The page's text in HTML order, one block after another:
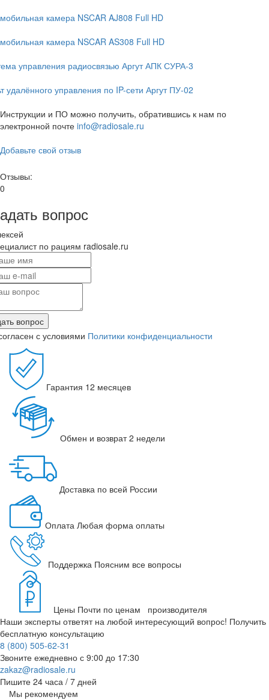
камера NSCAR AJ808 Full HD
камера NSCAR AS308 Full HD
управления радиосвязью Аргут АПК СУРА-3
удалённого управления по IP-сети Аргут ПУ-02
Инструкции и ПО можно получить, обратившись к нам по
электронной почте info@radiosale.ru
Добавьте свой отзыв
Отзывы:
0
вопрос
по рациям radiosale.ru
вопрос
с условиями Политики конфиденциальности
Гарантия 12 месяцев
Обмен и возврат 2 недели
Доставка по всей России
Оплата Любая форма оплаты
Поддержка Поясним все вопросы
Цены Почти по ценам производителя
Наши эксперты ответят на любой интересующий вопрос! Получить
бесплатную консультацию
8 (800) 505-62-31
Звоните ежедневно с 9:00 до 17:30
zakaz@radiosale.ru
Пишите 24 часа / 7 дней
Мы рекомендуем